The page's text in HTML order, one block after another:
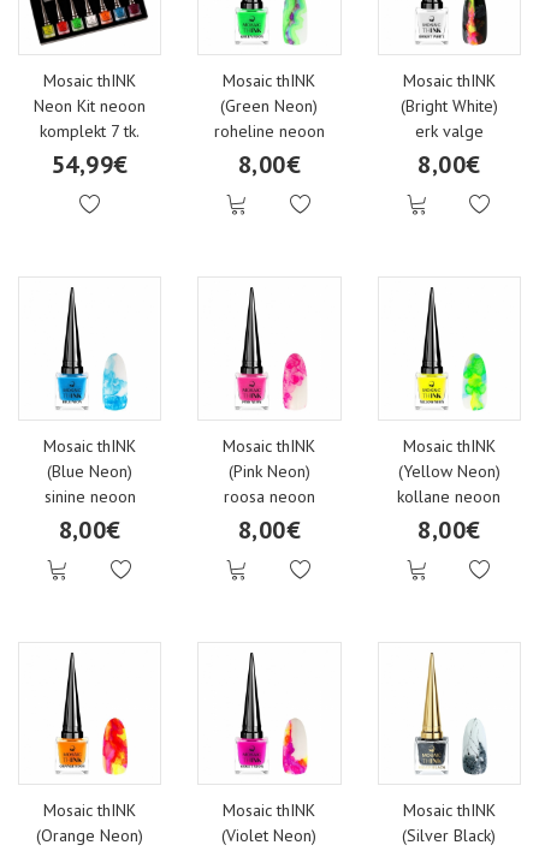
Mosaic thINK
Neon Kit neoon
komplekt 7 tk.
54,99€
Mosaic thINK
(Green Neon)
roheline neoon
8,00€
Mosaic thINK
(Bright White)
erk valge
8,00€
Mosaic thINK
(Blue Neon)
sinine neoon
8,00€
Mosaic thINK
(Pink Neon)
roosa neoon
8,00€
Mosaic thINK
(Yellow Neon)
kollane neoon
8,00€
Mosaic thINK
(Orange Neon)
Mosaic thINK
(Violet Neon)
Mosaic thINK
(Silver Black)
Pealisgeelid
Geelid aksessuaaridele
Bling glittergeel
One stroke Art Geelid
Neoon One stroke Art geelid
ART
Neoon
Red
Glitter
Blue, Green
Transfer foolium
Confetti sädelused
Metallist kaunistused
Stardust sädelused
Polycolor akrüülvärvid